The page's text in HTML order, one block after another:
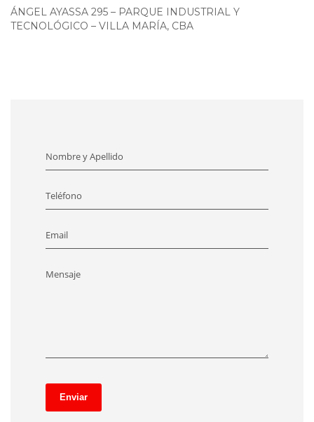
ÁNGEL AYASSA 295 – PARQUE INDUSTRIAL Y
TECNOLÓGICO – VILLA MARÍA, CBA
Nombre y Apellido
Teléfono
Email
Mensaje
Enviar